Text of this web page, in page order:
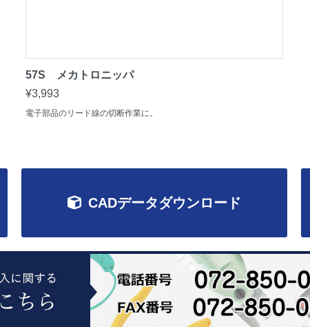
57S メカトロニッパ
¥3,993
電子部品のリード線の切断作業に。
CADデータダウンロード